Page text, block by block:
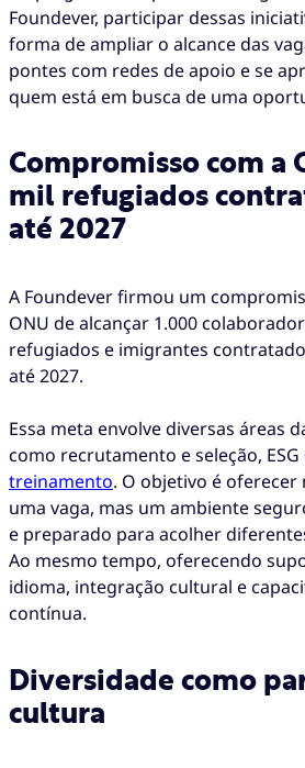
Foundever, participar dessas
forma de ampliar o alcance das
pontes com redes de apoio e se
quem está em busca de uma
Compromisso com a
mil refugiados
até 2027
A Foundever firmou um
ONU de alcançar 1.000
refugiados e imigrantes
até 2027.
Essa meta envolve diversas áreas
como recrutamento e seleção, ESG
treinamento. O objetivo é oferecer
uma vaga, mas um ambiente
e preparado para acolher
Ao mesmo tempo, oferecendo
idioma, integração cultural e
contínua.
Diversidade como
cultura